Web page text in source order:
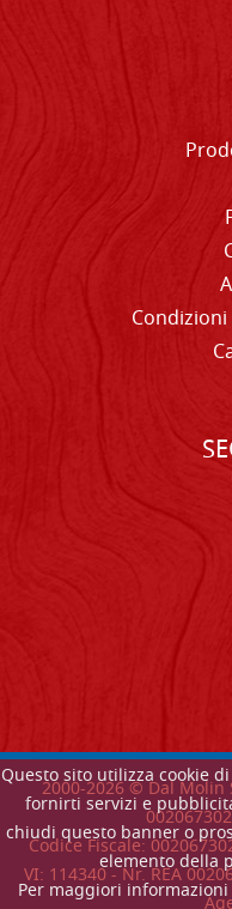
Questo sito utilizza cookie
fornirti servizi e
chiudi questo banner o
elemento della
Per maggiori
2000-2026© Dal Molin
Codice Fiscale:
VI: 114340 - Nr. REA